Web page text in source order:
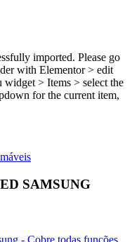
imported. Please go
with Elementor > edit
widget > Items > select the
for the current item,
SAMSUNG